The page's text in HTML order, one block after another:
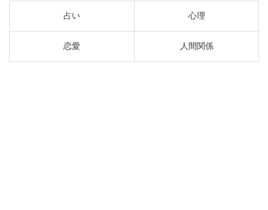
占い 心理
恋愛 人間関係